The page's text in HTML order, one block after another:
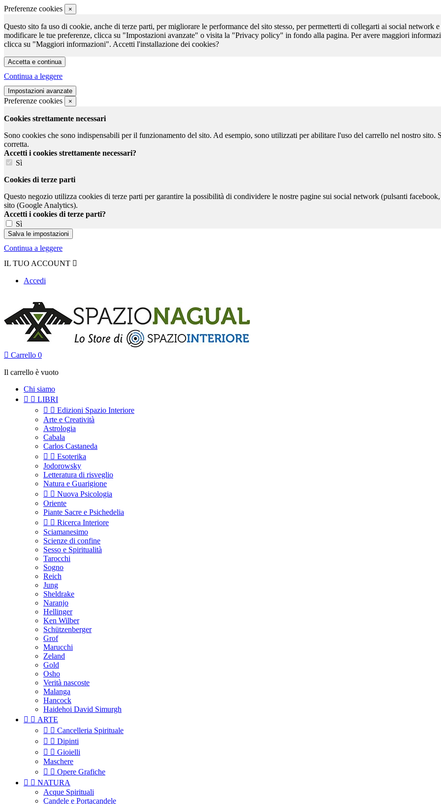
Preferenze cookies ×
Questo sito fa uso di cookie, anche di terze parti, per migliorare le performance del sito stesso, per permetterti di collegarti ai social network
modificare le tue preferenze, clicca su "Impostazioni avanzate" o visita la "Privacy policy" in fondo alla pagina. Per avere maggiori
clicca su "Maggiori informazioni". Accetti l'installazione dei cookies?
Continua a leggere
Preferenze cookies ×
Cookies strettamente necessari
Sono cookies che sono indispensabili per il funzionamento del sito. Ad esempio, sono utilizzati per abilitare l'uso del carrello nel nostro sito.
corretta.
Accetti i cookies strettamente necessari?
Sì
Cookies di terze parti
Questo negozio utilizza cookies di terze parti per garantire la possibilità di condividere le nostre pagine sui social network (pulsanti
sito (Google Analytics).
Accetti i cookies di terze parti?
Sì
Continua a leggere
IL TUO ACCOUNT 
Accedi
 Carrello 0
Il carrello è vuoto
Chi siamo
  LIBRI
  Edizioni Spazio Interiore
Arte e Creatività
Astrologia
Cabala
Carlos Castaneda
  Esoterika
Jodorowsky
Letteratura di risveglio
Natura e Guarigione
  Nuova Psicologia
Oriente
Piante Sacre e Psichedelia
  Ricerca Interiore
Sciamanesimo
Scienze di confine
Sesso e Spiritualità
Tarocchi
Sogno
Reich
Jung
Sheldrake
Naranjo
Hellinger
Ken Wilber
Schützenberger
Grof
Marucchi
Zeland
Gold
Osho
Verità nascoste
Malanga
Hancock
Haidehoi David Simurgh
  ARTE
  Cancelleria Spirituale
  Dipinti
  Gioielli
Maschere
  Opere Grafiche
  NATURA
Acque Spirituali
Candele e Portacandele